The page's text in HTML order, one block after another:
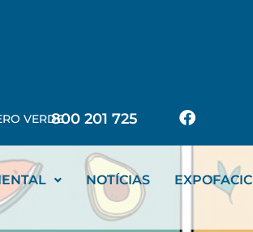
VERDE800 201 725
NOTÍCIAS EXPOFACIC